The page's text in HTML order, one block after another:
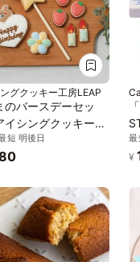
グクッキー工房LEAP
のバースデーセッ
イシングクッキー
ー ケーキデコレー
バースデーケーキ
デコレーション か
お菓子 くま 女の子
短 明後日 最
¥